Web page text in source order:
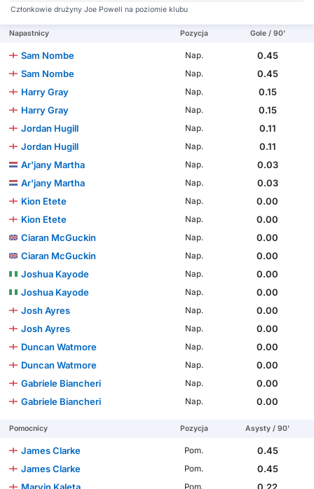
Członkowie drużyny Joe Powell na poziomie klubu
Napastnicy Pozycja Gole / 90'
Sam Nombe Nap.
0.45
Sam Nombe
Nap.
0.45
Harry Gray
Nap.
0.15
Harry Gray
Nap.
0.15
Jordan Hugill
Nap.
0.11
Jordan Hugill
Nap.
0.11
Ar'jany Martha
Nap.
0.03
Ar'jany Martha
Nap.
0.03
Kion Etete
Nap.
0.00
Kion Etete
Nap.
0.00
Ciaran McGuckin
Nap.
0.00
Ciaran McGuckin
Nap.
0.00
Joshua Kayode
Nap.
0.00
Joshua Kayode
Nap.
0.00
Josh Ayres
Nap.
0.00
Josh Ayres
Nap.
0.00
Duncan Watmore
Nap.
0.00
Duncan Watmore
Nap.
0.00
Gabriele Biancheri
Nap.
0.00
Gabriele Biancheri
Nap. 0.00
Pomocnicy Pozycja Asysty / 90'
James Clarke Pom.
0.45
James Clarke
Pom.
0.45
Pom.